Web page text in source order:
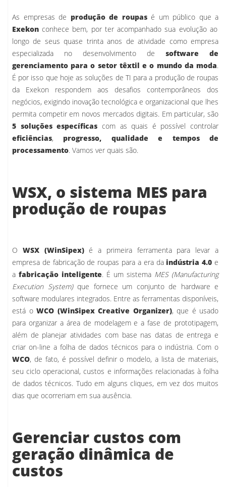
As empresas de produção de roupasé um público que a
Exekon conhece bem, por ter acompanhado sua evolução ao
longo de seus quase trinta anos de atividade como empresa
especializada no desenvolvimento de software de
gerenciamento para o setor têxtil e o mundo da moda.
É por isso que hoje as soluções de TI para a produção de roupas
da Exekon respondem aos desafios contemporâneos dos
negócios, exigindo inovação tecnológica e organizacional que lhes
permita competir em novos mercados digitais. Em particular, são
5 soluções específicas com as quais é possível controlar
eficiências, progresso, qualidade e tempos de
processamento. Vamos ver quais são.
WSX, o sistema MES para
produção de roupas
O WSX (WinSipex)é a primeira ferramenta para levar a
empresa de fabricação de roupas para a era da indústria 4.0 e
a fabricação inteligente. É um sistema MES (Manufacturing
Execution System) que fornece um conjunto de hardware e
software modulares integrados. Entre as ferramentas disponíveis,
está o WCO (WinSipex Creative Organizer), que é usado
para organizar a área de modelagem e a fase de prototipagem,
além de planejar atividades com base nas datas de entrega e
criar on-line a folha de dados técnicos para o indústria. Com o
WCO, de fato, é possível definir o modelo, a lista de materiais,
seu ciclo operacional, custos e informações relacionadas à folha
de dados técnicos. Tudo em alguns cliques, em vez dos muitos
dias que ocorreriam em sua ausência.
Gerenciar custos com
geração dinâmica de
custos